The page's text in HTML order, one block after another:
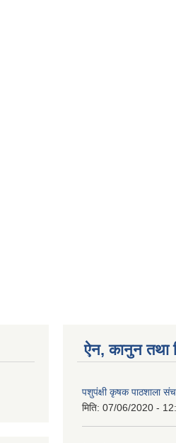
ऐन, कानुन तथा
पशुपंक्षी कृषक पाठशाला
मिति: 07/06/2020 -